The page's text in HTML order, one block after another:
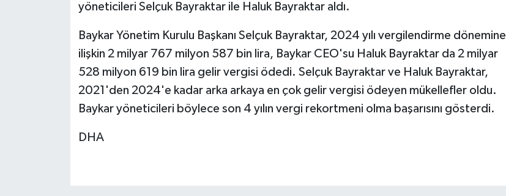
yöneticileri Selçuk Bayraktar ile Haluk Bayraktar aldı.
Baykar Yönetim Kurulu Başkanı Selçuk Bayraktar, 2024 yılı vergilendirme dönemine
ilişkin 2 milyar 767 milyon 587 bin lira, Baykar CEO'su Haluk Bayraktar da 2 milyar
528 milyon 619 bin lira gelir vergisi ödedi. Selçuk Bayraktar ve Haluk Bayraktar,
2021'den 2024'e kadar arka arkaya en çok gelir vergisi ödeyen mükellefler oldu.
Baykar yöneticileri böylece son 4 yılın vergi rekortmeni olma başarısını gösterdi.
DHA